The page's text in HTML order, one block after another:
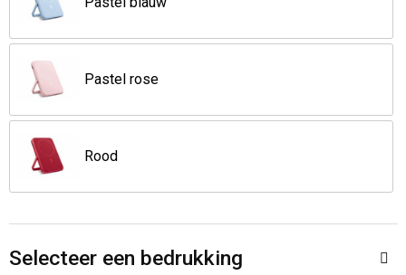
Opvouwbare tassen
Waterbestendige tassen
Strandtassen
Katoenen draagtassen
Pastel rose
Rood
Selecteer een bedrukking